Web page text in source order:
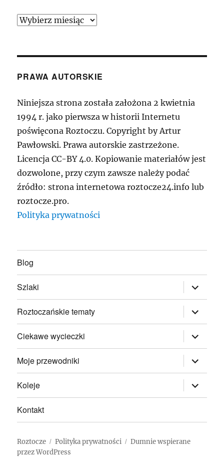
Archiwum
PRAWA AUTORSKIE
Niniejsza strona została założona 2 kwietnia
1994 r. jako pierwsza w historii Internetu
poświęcona Roztoczu. Copyright by Artur
Pawłowski. Prawa autorskie zastrzeżone.
Licencja CC-BY 4.0. Kopiowanie materiałów jest
dozwolone, przy czym zawsze należy podać
źródło: strona internetowa roztocze24.info lub
roztocze.pro.
Polityka prywatności
Blog
Szlaki rozwiń
menu
potomne
Roztoczańskie tematy
rozwiń
menu
potomne
Ciekawe wycieczki
rozwiń
menu
potomne
Moje przewodniki
rozwiń
menu
potomne
Koleje
rozwiń
menu
potomne
Kontakt
Roztocze Polityka prywatności
Dumnie wspierane
przez WordPress